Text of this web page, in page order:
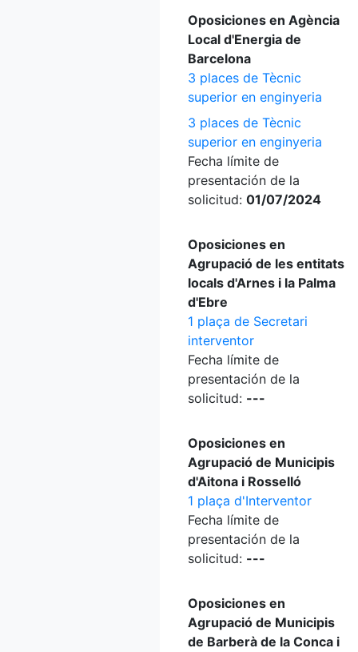
Oposiciones en Agència
Local d'Energia de
Barcelona
3 places de Tècnic
superior en enginyeria
3 places de Tècnic
superior en enginyeria
Fecha límite de
presentación de la
solicitud: 01/07/2024
Oposiciones en
Agrupació de les entitats
locals d'Arnes i la Palma
d'Ebre
1 plaça de Secretari
interventor
Fecha límite de
presentación de la
solicitud: ---
Oposiciones en
Agrupació de Municipis
d'Aitona i Rosselló
1 plaça d'Interventor
Fecha límite de
presentación de la
solicitud: ---
Oposiciones en
Agrupació de Municipis
de Barberà de la Conca i